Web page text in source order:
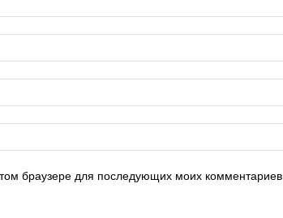
браузере для последующих моих комментариев.